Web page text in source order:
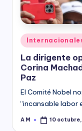
Posted
in
La dirigente
Corina
Paz
El Comité Nobel
“incansable labor
Posted
A M 10